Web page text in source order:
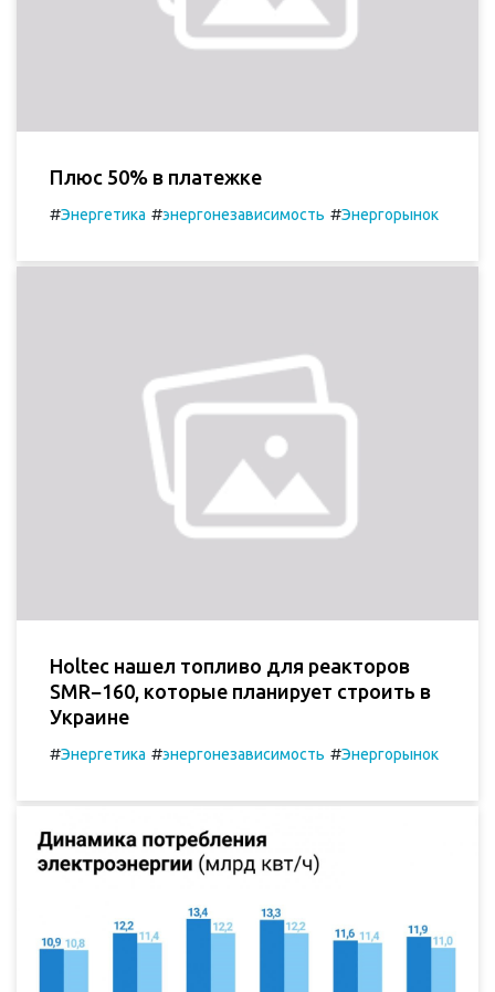
Плюс 50% в платежке
#Энергетика #энергонезависимость #Энергорынок
Holtec нашел топливо для реакторов
SMR−160, которые планирует строить в
Украине
#Энергетика #энергонезависимость #Энергорынок